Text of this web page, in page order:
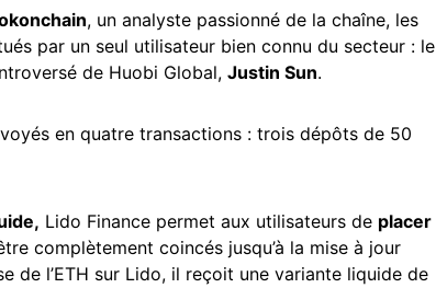
, un analyste passionné de la chaîne, les
par un seul utilisateur bien connu du secteur : le
de Huobi Global, Justin Sun.
en quatre transactions : trois dépôts de 50
Lido Finance permet aux utilisateurs de placer
complètement coincés jusqu’à la mise à jour
de l’ETH sur Lido, il reçoit une variante liquide de